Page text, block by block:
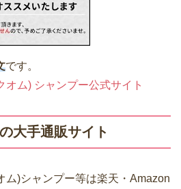
です。
オム) シャンプー公式サイト
大手通販サイト
ム)シャンプー等は楽天・Amazon